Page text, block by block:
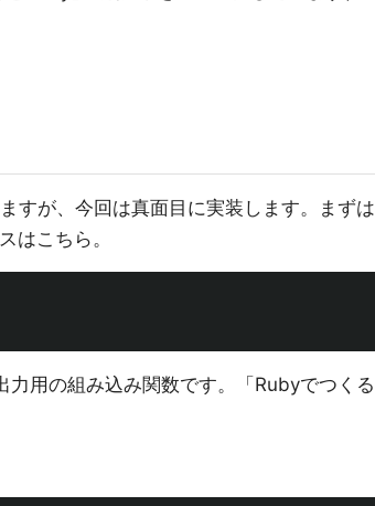
すが、今回は真面目に実装します。まずは
はこちら。
用の組み込み関数です。「Rubyでつくる